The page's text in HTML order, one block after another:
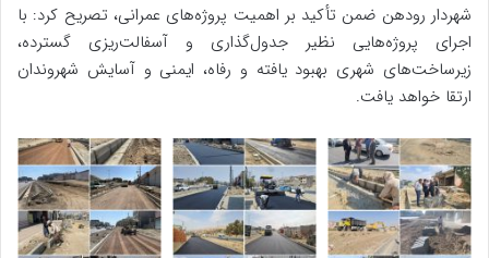
شهردار رودهن ضمن تأکید بر اهمیت پروژه‌های عمرانی، تصریح کرد: با
اجرای پروژه‌هایی نظیر جدول‌گذاری و آسفالت‌ریزی گسترده،
زیرساخت‌های شهری بهبود یافته و رفاه، ایمنی و آسایش شهروندان
ارتقا خواهد یافت.